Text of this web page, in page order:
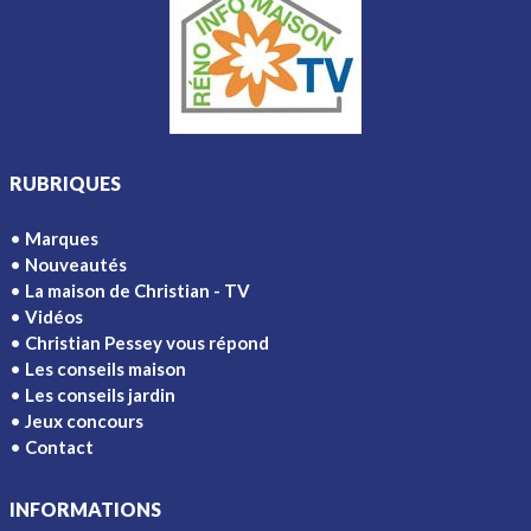
RUBRIQUES
Marques
Nouveautés
La maison de Christian - TV
Vidéos
Christian Pessey vous répond
Les conseils maison
Les conseils jardin
Jeux concours
Contact
INFORMATIONS